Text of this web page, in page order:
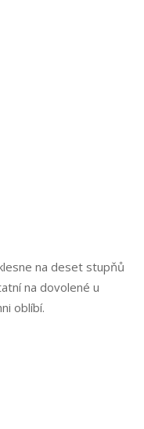
na deset stupňů
na dovolené u
oblíbí.